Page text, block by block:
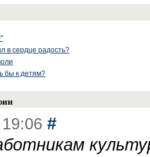
в сердце радость?
бы к детям?
#